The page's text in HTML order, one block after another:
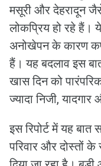
मसूरी और देहरादून
लोकप्रिय हो रहे
अनोखेपन के कारण
हैं। यह बदलाव इस
खास दिन को
ज्यादा निजी,
इस रिपोर्ट में यह
परिवार और दोस्तों के